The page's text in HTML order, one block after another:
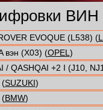
ВИН
EVOQUE (L538) (
вэн (X03) (OPEL)
/ QASHQAI +2 I (J10,
(SUZUKI)
(BMW)